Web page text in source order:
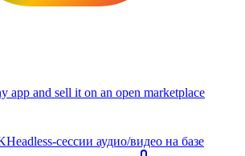
app and sell it on an open marketplace
Headless-сессии аудио/видео на базе